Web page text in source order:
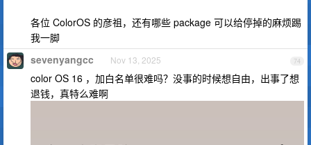
各位 ColorOS 的彦祖，还有哪些 package 可以给停掉的麻烦踢
我一脚
74
sevenyangcc Nov 13, 2025
color OS 16 ，加白名单很难吗？没事的时候想自由，出事了想
退钱，真特么难啊